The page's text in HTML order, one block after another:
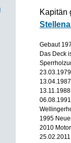
Kapitän
Gebaut
Das Deck
1995
2010